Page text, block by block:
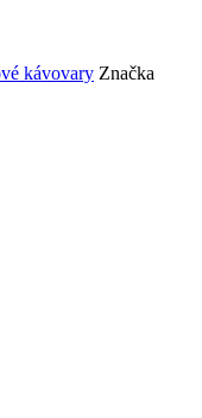
kávovary Značka